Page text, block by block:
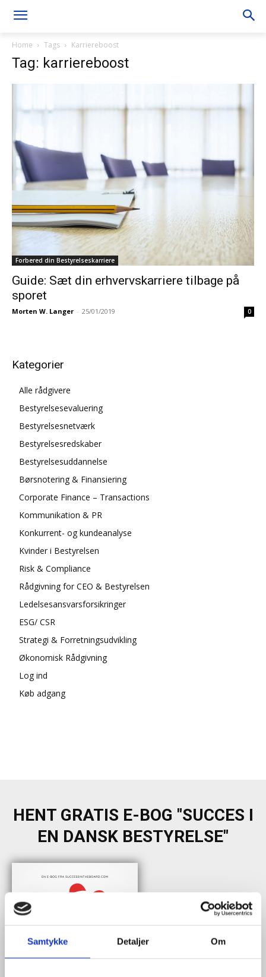
Samtykke Detaljer Om
Home Tags Karriereboost
Tag: karriereboost
Forbered din Bestyrelseskarriere
Guide: Sæt din erhvervskarriere tilbage på
sporet
Morten W. Langer - 25/01/2019 0
Kategorier
Alle rådgivere
Bestyrelsesevaluering
Bestyrelsesnetværk
Bestyrelsesredskaber
Bestyrelsesuddannelse
Børsnotering & Finansiering
Corporate Finance – Transactions
Kommunikation & PR
Konkurrent- og kundeanalyse
Kvinder i Bestyrelsen
Risk & Compliance
Rådgivning for CEO & Bestyrelsen
Ledelsesansvarsforsikringer
ESG/ CSR
Strategi & Forretningsudvikling
Økonomisk Rådgivning
Log ind
Køb adgang
HENT GRATIS E-BOG "SUCCES I
EN DANSK BESTYRELSE"